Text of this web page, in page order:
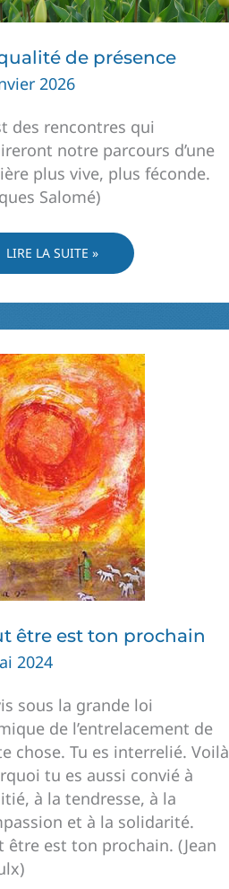
de présence
2026
des rencontres qui
notre parcours d’une
plus vive, plus féconde.
Salomé)
LA
QUALITÉ
LIRE LA SUITE »
être est ton prochain
2024
sous la grande loi
de l’entrelacement de
chose. Tu es interrelié. Voilà
tu es aussi convié à
à la tendresse, à la
et à la solidarité.
être est ton prochain. (Jean